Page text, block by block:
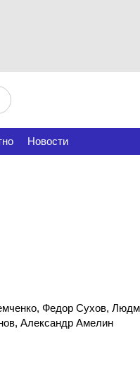
Новости
Федор Сухов,
Александр Амелин